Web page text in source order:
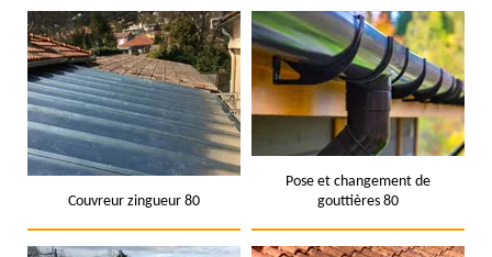
Couvreur zingueur 80
Pose et changement de
gouttières 80